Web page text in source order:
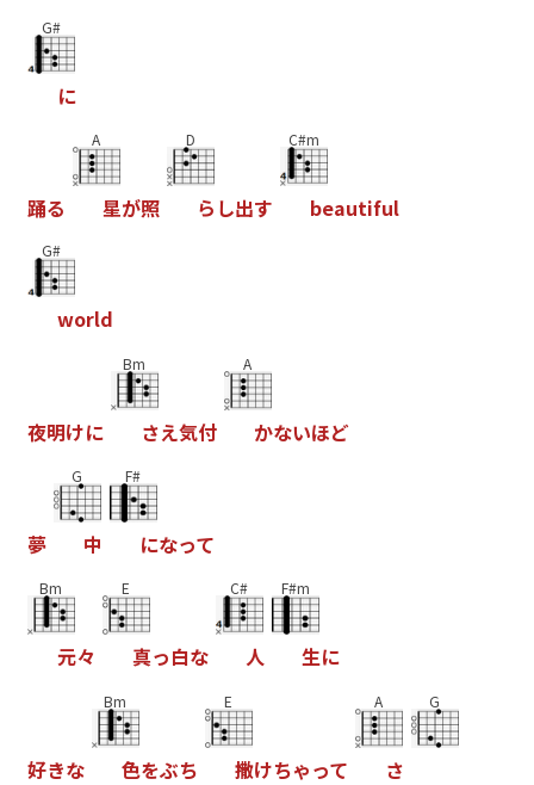
G#
に
踊る
A
星が照
D
ら し出す
C#m
beautiful
G#
world
夜明けに
Bm
さえ気付
A
かないほど
夢
G
中
F#
になって
Bm
元々
E
真っ白な
C#
人
F#m
生に
好きな
Bm
色をぶち
E
撒けちゃって
A
さ
G